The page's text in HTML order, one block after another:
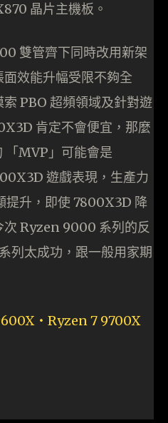
晶片主機板。
雙管齊下同時改用新架
效能升幅受限不夠全
PBO 超頻領域及針對遊
肯定不會便宜，那麼
「MVP」可能會是
遊戲表現，生產力
提升，即使 7800X3D 降
次 Ryzen 9000 系列的反
列太成功，跟一般用家期
7 9700X